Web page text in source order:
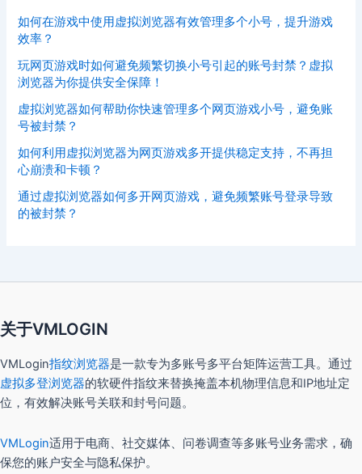
如何在游戏中使用虚拟浏览器有效管理多个小号，提升游戏
效率？
玩网页游戏时如何避免频繁切换小号引起的账号封禁？虚拟
浏览器为你提供安全保障！
虚拟浏览器如何帮助你快速管理多个网页游戏小号，避免账
号被封禁？
如何利用虚拟浏览器为网页游戏多开提供稳定支持，不再担
心崩溃和卡顿？
通过虚拟浏览器如何多开网页游戏，避免频繁账号登录导致
的被封禁？
关于VMLOGIN
VMLogin指纹浏览器是一款专为多账号多平台矩阵运营工具。通过
虚拟多登浏览器的软硬件指纹来替换掩盖本机物理信息和IP地址定
位，有效解决账号关联和封号问题。
VMLogin适用于电商、社交媒体、问卷调查等多账号业务需求，确
保您的账户安全与隐私保护。